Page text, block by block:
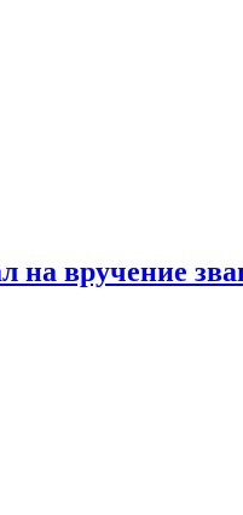
на вручение